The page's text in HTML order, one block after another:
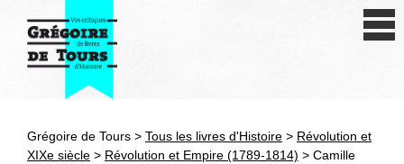
Antiquité
Grégoire de Tours > Tous les livres d'Histoire > Révolution et
XIXe siècle > Révolution et Empire (1789-1814) > Camille